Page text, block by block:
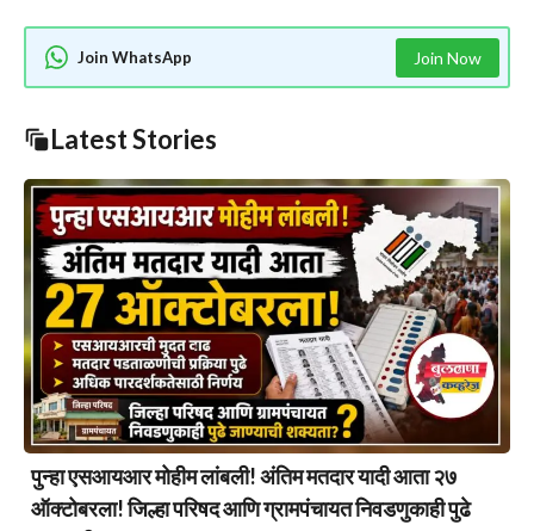
Join WhatsApp Join Now
Latest Stories
पुन्हा एसआयआर मोहीम लांबली! अंतिम मतदार यादी आता २७
ऑक्टोबरला! जिल्हा परिषद आणि ग्रामपंचायत निवडणुकाही पुढे